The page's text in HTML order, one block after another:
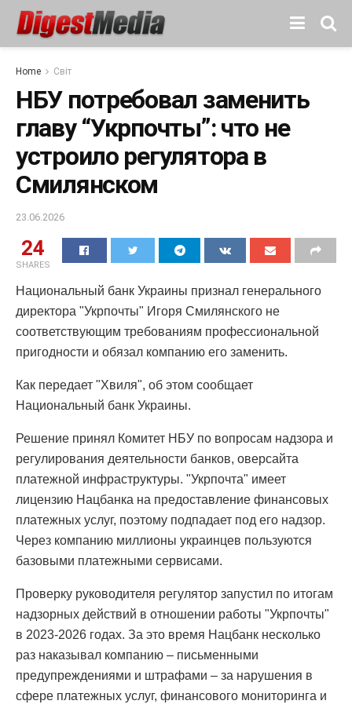
Home Світ
НБУ потребовал заменить
главу “Укрпочты”: что не
устроило регулятора в
Смилянском
23.06.2026
24
SHARES
Национальный банк Украины признал генерального
директора "Укрпочты" Игоря Смилянского не
соответствующим требованиям профессиональной
пригодности и обязал компанию его заменить.
Как передает "Хвиля", об этом сообщает
Национальный банк Украины.
Решение принял Комитет НБУ по вопросам надзора и
регулирования деятельности банков, оверсайта
платежной инфраструктуры. "Укрпочта" имеет
лицензию Нацбанка на предоставление финансовых
платежных услуг, поэтому подпадает под его надзор.
Через компанию миллионы украинцев пользуются
базовыми платежными сервисами.
Проверку руководителя регулятор запустил по итогам
надзорных действий в отношении работы "Укрпочты"
в 2023-2026 годах. За это время Нацбанк несколько
раз наказывал компанию – письменными
предупреждениями и штрафами – за нарушения в
сфере платежных услуг, финансового мониторинга и